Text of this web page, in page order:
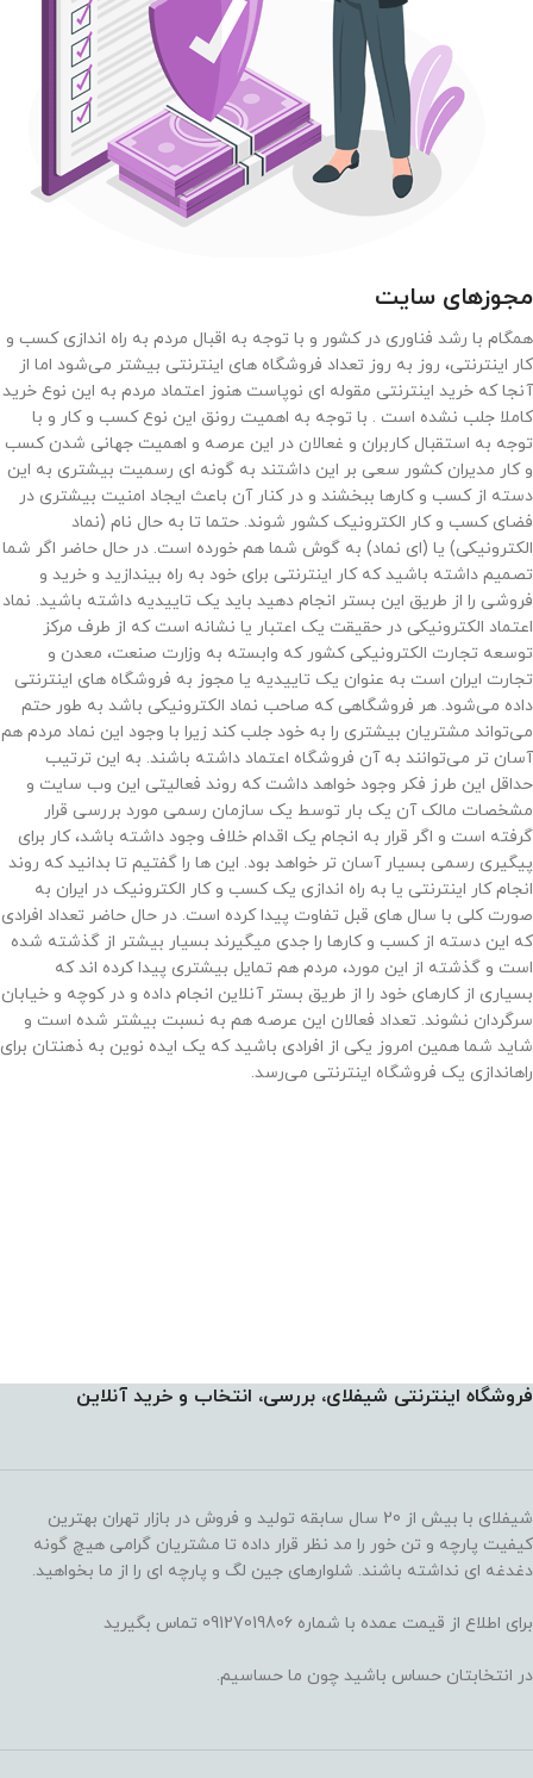
مجوزهای سایت
همگام با رشد فناوری در کشور و با توجه به اقبال مردم به راه اندازی کسب و
کار اینترنتی، روز به روز تعداد فروشگاه های اینترنتی بیشتر می‌شود اما از
آنجا که خرید اینترنتی مقوله ای نوپاست هنوز اعتماد مردم به این نوع خرید
کاملا جلب نشده است . با توجه به اهمیت رونق این نوع کسب و کار و با
توجه به استقبال کاربران و غعالان در این عرصه و اهمیت جهانی شدن کسب
و کار مدیران کشور سعی بر این داشتند به گونه ای رسمیت بیشتری به این
دسته از کسب و کارها ببخشند و در کنار آن باعث ایجاد امنیت بیشتری در
فضای کسب و کار الکترونیک کشور شوند. حتما تا به حال نام (نماد
الکترونیکی) یا (ای نماد) به گوش شما هم خورده است. در حال حاضر اگر شما
تصمیم داشته باشید که کار اینترنتی برای خود به راه بیندازید و خرید و
فروشی را از طریق این بستر انجام دهید باید یک تاییدیه داشته باشید. نماد
اعتماد الکترونیکی در حقیقت یک اعتبار یا نشانه است که از طرف مرکز
توسعه تجارت الکترونیکی کشور که وابسته به وزارت صنعت، معدن و
تجارت ایران است به عنوان یک تاییدیه یا مجوز به فروشگاه های اینترنتی
داده می‌شود. هر فروشگاهی که صاحب نماد الکترونیکی باشد به طور حتم
می‌تواند مشتریان بیشتری را به خود جلب کند زیرا با وجود این نماد مردم هم
آسان تر می‌توانند به آن فروشگاه اعتماد داشته باشند. به این ترتیب
حداقل این طرز فکر وجود خواهد داشت که روند فعالیتی این وب سایت و
مشخصات مالک آن یک بار توسط یک سازمان رسمی مورد بررسی قرار
گرفته است و اگر قرار به انجام یک اقدام خلاف وجود داشته باشد، کار برای
پیگیری رسمی بسیار آسان تر خواهد بود. این ها را گفتیم تا بدانید که روند
انجام کار اینترنتی یا به راه اندازی یک کسب و کار الکترونیک در ایران به
صورت کلی با سال های قبل تفاوت پیدا کرده است. در حال حاضر تعداد افرادی
که این دسته از کسب و کارها را جدی میگیرند بسیار بیشتر از گذشته شده
است و گذشته از این مورد، مردم هم تمایل بیشتری پیدا کرده اند که
بسیاری از کارهای خود را از طریق بستر آنلاین انجام داده و در کوچه و خیابان
سرگردان نشوند. تعداد فعالان این عرصه هم به نسبت بیشتر شده است و
شاید شما همین امروز یکی از افرادی باشید که یک ایده نوین به ذهنتان برای
راهاندازی یک فروشگاه اینترنتی می‌رسد.
فروشگاه اینترنتی شیفلای، بررسی، انتخاب و خرید آنلاین
شیفلای با بیش از 20 سال سابقه تولید و فروش در بازار تهران بهترین
کیفیت پارچه و تن خور را مد نظر قرار داده تا مشتریان گرامی هیچ گونه
دغدغه ای نداشته باشند. شلوارهای جین لگ و پارچه ای را از ما بخواهید.
برای اطلاع از قیمت عمده با شماره 09127019806 تماس بگیرید
در انتخابتان حساس باشید چون ما حساسیم.